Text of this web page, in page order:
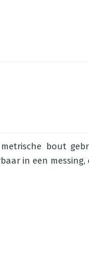
bout
in een